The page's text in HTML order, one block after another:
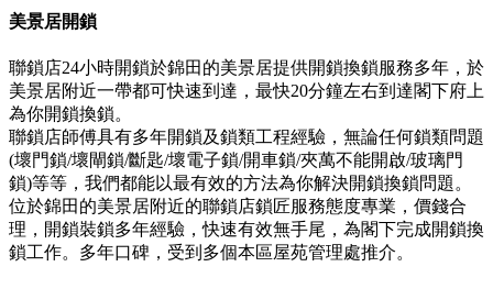
美景居開鎖
聯鎖店24小時開鎖於錦田的美景居提供開鎖換鎖服務多年，於
美景居附近一帶都可快速到達，最快20分鐘左右到達閣下府上
為你開鎖換鎖。
聯鎖店師傅具有多年開鎖及鎖類工程經驗，無論任何鎖類問題
(壞門鎖/壞閘鎖/斷匙/壞電子鎖/開車鎖/夾萬不能開啟/玻璃門
鎖)等等，我們都能以最有效的方法為你解決開鎖換鎖問題。
位於錦田的美景居附近的聯鎖店鎖匠服務態度專業，價錢合
理，開鎖裝鎖多年經驗，快速有效無手尾，為閣下完成開鎖換
鎖工作。多年口碑，受到多個本區屋苑管理處推介。